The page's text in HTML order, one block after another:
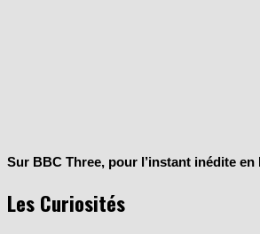
Sur BBC Three, pour l’instant inédite en
Les Curiosités